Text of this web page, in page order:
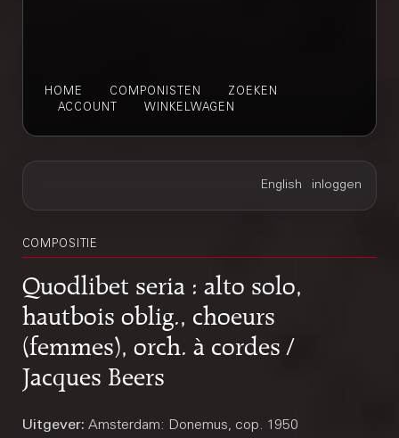
HOME COMPONISTEN
ZOEKEN
ACCOUNT
WINKELWAGEN
COMPOSITIE
Quodlibet seria : alto solo,
hautbois oblig., choeurs
(femmes), orch. à cordes /
Jacques Beers
Uitgever: Amsterdam: Donemus, cop. 1950